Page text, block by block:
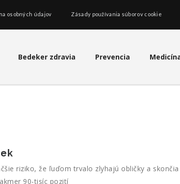
osobných údajov Zásady používania súborov cookie
Bedeker zdravia Prevencia
riziko, že ľuďom trvalo zlyhajú obličky a
90-tisíc pozití